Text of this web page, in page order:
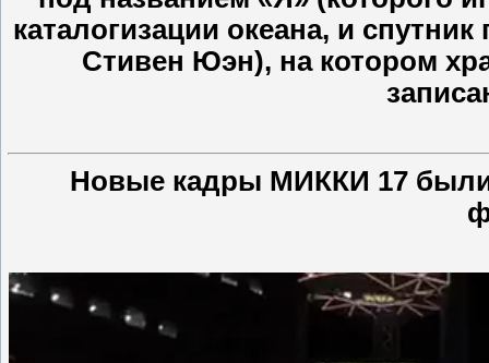
каталогизации океана, и
Стивен Юэн), на котором
Новые кадры МИККИ 17